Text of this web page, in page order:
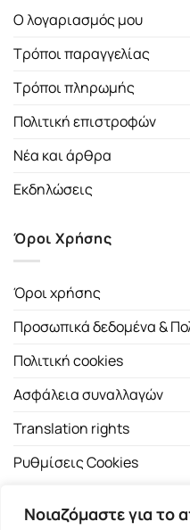
Νοιαζόμαστε για το
Ο λογαριασμός μου
Τρόποι παραγγελίας
Τρόποι πληρωμής
Πολιτική επιστροφών
Νέα και άρθρα
Εκδηλώσεις
Όροι Χρήσης
Όροι χρήσης
Προσωπικά δεδομένα &
Πολιτική cookies
Ασφάλεια συναλλαγών
Translation rights
Ρυθμίσεις Cookies